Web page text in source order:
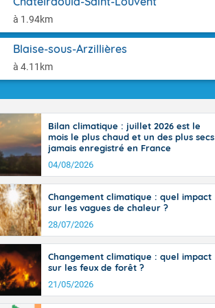
à 1.94km
Blaise-sous-Arzillières
à 4.11km
l'après-
14
il fait
30 à 35
Bilan climatique : juillet 2026 est le
mois le plus chaud et un des plus secs
jamais enregistré en France
04/08/2026
Changement climatique : quel impact
sur les vagues de chaleur ?
28/07/2026
Changement climatique : quel impact
sur les feux de forêt ?
21/05/2026